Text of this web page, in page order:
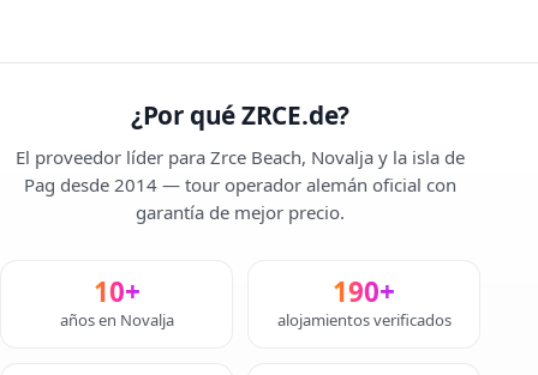
¿Por qué ZRCE.de?
El proveedor líder para Zrce Beach, Novalja y la isla de
Pag desde 2014 — tour operador alemán oficial con
garantía de mejor precio.
10+
años en Novalja
190+
alojamientos verificados